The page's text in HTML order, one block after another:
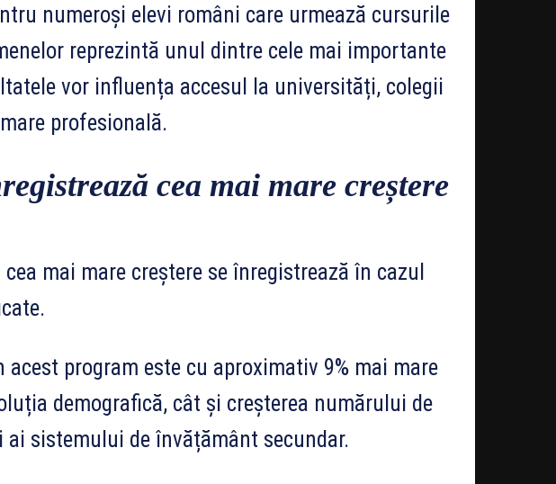
numeroși elevi români care urmează cursurile
reprezintă unul dintre cele mai importante
vor influența accesul la universități, colegii
profesională.
cea mai mare creștere
mai mare creștere se înregistrează în cazul
program este cu aproximativ 9% mai mare
demografică, cât și creșterea numărului de
sistemului de învățământ secundar.